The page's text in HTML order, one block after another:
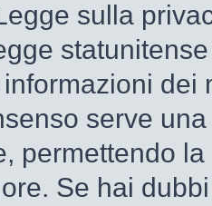
sulla
dei
serve
permettendo
Se hai